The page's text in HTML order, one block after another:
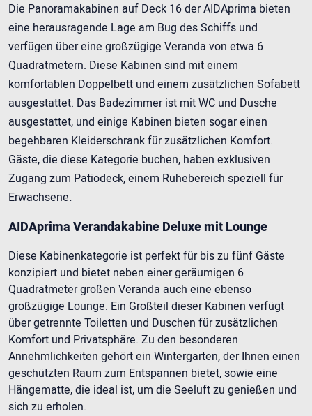
Die Panoramakabinen auf Deck 16 der AIDAprima bieten
eine herausragende Lage am Bug des Schiffs und
verfügen über eine großzügige Veranda von etwa 6
Quadratmetern. Diese Kabinen sind mit einem
komfortablen Doppelbett und einem zusätzlichen Sofabett
ausgestattet. Das Badezimmer ist mit WC und Dusche
ausgestattet, und einige Kabinen bieten sogar einen
begehbaren Kleiderschrank für zusätzlichen Komfort.
Gäste, die diese Kategorie buchen, haben exklusiven
Zugang zum Patiodeck, einem Ruhebereich speziell für
Erwachsene.
AIDAprima Verandakabine Deluxe mit Lounge
Diese Kabinenkategorie ist perfekt für bis zu fünf Gäste
konzipiert und bietet neben einer geräumigen 6
Quadratmeter großen Veranda auch eine ebenso
großzügige Lounge. Ein Großteil dieser Kabinen verfügt
über getrennte Toiletten und Duschen für zusätzlichen
Komfort und Privatsphäre. Zu den besonderen
Annehmlichkeiten gehört ein Wintergarten, der Ihnen einen
geschützten Raum zum Entspannen bietet, sowie eine
Hängematte, die ideal ist, um die Seeluft zu genießen und
sich zu erholen.